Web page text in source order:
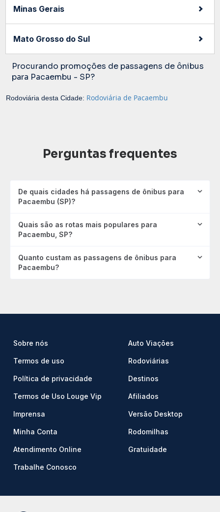
Minas Gerais
Mato Grosso do Sul
Procurando promoções de passagens de ônibus
para Pacaembu - SP?
Rodoviária desta Cidade: Rodoviária de Pacaembu
Perguntas frequentes
De quais cidades há passagens de ônibus para
Pacaembu (SP)?
Quais são as rotas mais populares para
Pacaembu, SP?
Quanto custam as passagens de ônibus para
Pacaembu?
Sobre nós
Termos de uso
Política de privacidade
Termos de Uso Louge Vip
Imprensa
Minha Conta
Atendimento Online
Trabalhe Conosco
Auto Viações
Rodoviárias
Destinos
Afiliados
Versão Desktop
Rodomilhas
Gratuidade